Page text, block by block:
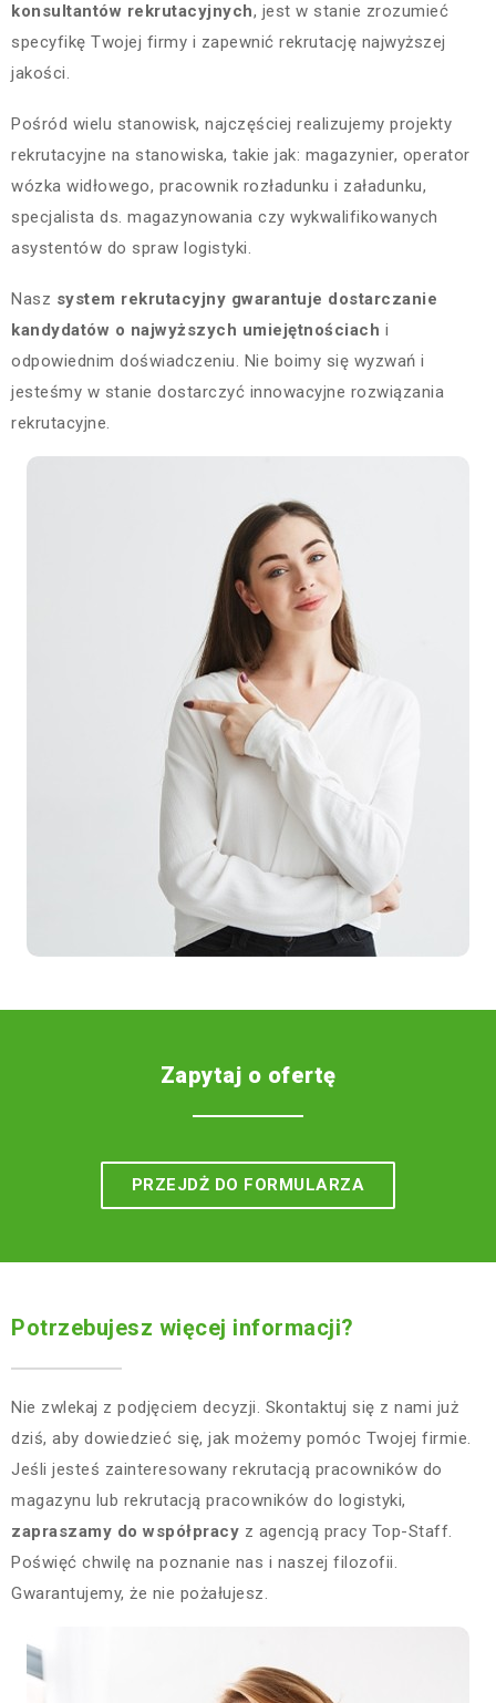
konsultantów rekrutacyjnych, jest w stanie zrozumieć
specyfikę Twojej firmy i zapewnić rekrutację najwyższej
jakości.
Pośród wielu stanowisk, najczęściej realizujemy projekty
rekrutacyjne na stanowiska, takie jak: magazynier, operator
wózka widłowego, pracownik rozładunku i załadunku,
specjalista ds. magazynowania czy wykwalifikowanych
asystentów do spraw logistyki.
Nasz system rekrutacyjny gwarantuje dostarczanie
kandydatów o najwyższych umiejętnościach i
odpowiednim doświadczeniu. Nie boimy się wyzwań i
jesteśmy w stanie dostarczyć innowacyjne rozwiązania
rekrutacyjne.
Zapytaj o ofertę
PRZEJDŻ DO FORMULARZA
Potrzebujesz więcej informacji?
Nie zwlekaj z podjęciem decyzji. Skontaktuj się z nami już
dziś, aby dowiedzieć się, jak możemy pomóc Twojej firmie.
Jeśli jesteś zainteresowany rekrutacją pracowników do
magazynu lub rekrutacją pracowników do logistyki,
zapraszamy do współpracy z agencją pracy Top-Staff.
Poświęć chwilę na poznanie nas i naszej filozofii.
Gwarantujemy, że nie pożałujesz.